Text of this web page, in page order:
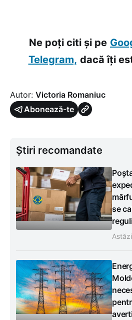
Ne poți citi și pe
Telegram, dacă îți
Autor: Victoria Romaniuc
Abonează-te
Știri recomandate
se